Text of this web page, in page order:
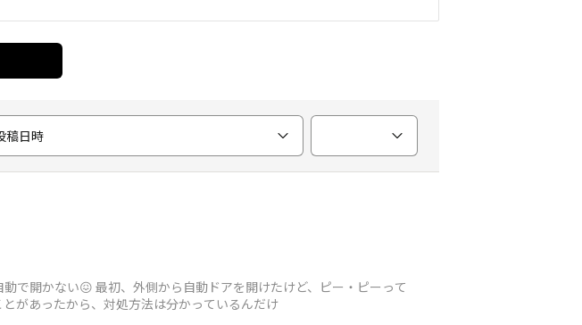
稿日時
で開かない😖 最初、外側から自動ドアを開けたけど、ピー・ピーって
があったから、対処方法は分かっているんだけ